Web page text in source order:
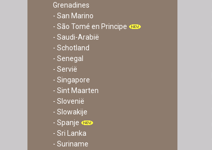
Grenadines
- San Marino
- São Tomé en Principe
- Saudi-Arabië
- Schotland
- Senegal
- Servië
- Singapore
- Sint Maarten
- Slovenië
- Slowakije
- Spanje
- Sri Lanka
- Suriname